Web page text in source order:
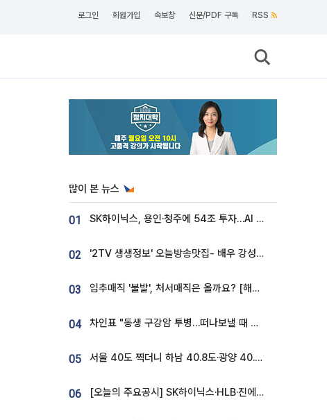
로그인 회원가입 속보창 신문/PDF 구독 RSS
많이 본 뉴스
01 SK하이닉스, 용인·청주에 54조 투자…AI 메모리 생산기지 키운다
02 '2TV 생생정보' 오늘방송맛집- 배우 강성진 단골! 쌀국수ㆍ푸팟퐁 커리 맛집 '블○○○'
03 입추매직 '불발', 처서매직은 올까요? [해시태그]
04 차인표 "동생 구강암 투병…떠나보낼 때 가장 힘들었다”
05 서울 40도 찍더니 하남 40.8도·광양 40.2도…전국 '펄펄'
06 [오늘의 주요공시] SK하이닉스·HLB·진에어·포스코홀딩스·네이버·대우건설 등